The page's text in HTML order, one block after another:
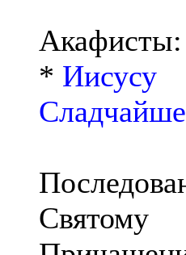
Акафисты:
* Иисусу
Святому